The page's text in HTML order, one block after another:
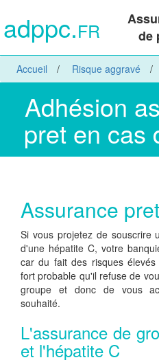
adppc.FR
de
Accueil Risque aggravé
Adhésion
pret en cas
Assurance
Si vous projetez de souscrire
d'une hépatite C, votre
car du fait des risques
fort probable qu'il refuse de
groupe et donc de vous
souhaité.
L'assurance de
et l'hépatite C